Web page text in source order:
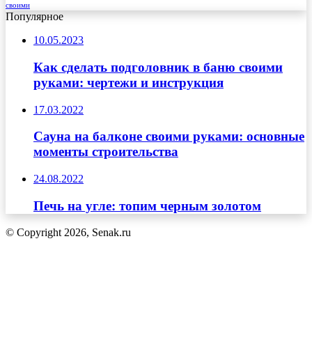
своими
Популярное
10.05.2023
Как сделать подголовник в баню своими
руками: чертежи и инструкция
17.03.2022
Сауна на балконе своими руками: основные
моменты строительства
24.08.2022
Печь на угле: топим черным золотом
© Copyright 2026, Senak.ru